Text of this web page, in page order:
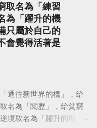
取名為「練習
為「躍升的機
只屬於自己的
會覺得活著是
通往新世界的橋」，給
名為「閱歷」，給貧窮
境取名為「躍升的機